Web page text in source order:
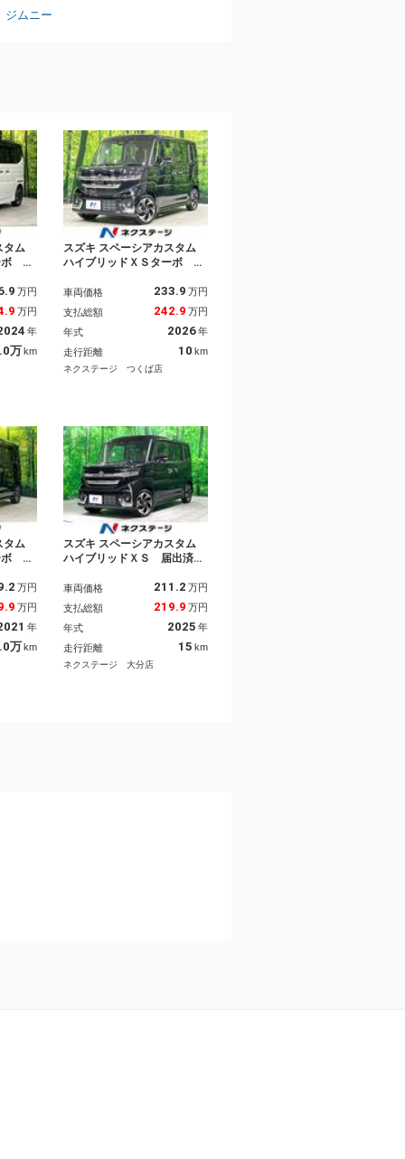
ジムニー
タム
ボ ４
ドア
ー 衝
ーズ
シー
ラレ
ＬＥ
万円
万円
年
万km
スズキ スペーシアカスタム
ハイブリッドＸＳターボ 純
セーフティサポート アダプ
ティブクルーズ 両側電動ド
ア 禁煙車 ＬＥＤヘッド＆
フォグ ＨＵＤ 前席シート
ヒーター ステアリングヒー
ター 純正１５インチＡＷ
車両価格 233.9 万円
支払総額 242.9 万円
年式 2026年
走行距離 10 km
ネクステージ つくば店
タム
ボ 両
ラ レ
ｅｔ
レ
マー
オー
コン
万円
万円
年
万km
スズキ スペーシアカスタム
ハイブリッドＸＳ 届出済未
両側電動スライド 衝突軽減
装置 アダプティブクルー
ズ スマートキー ステアリ
ングヒーター シートヒータ
ー ＬＥＤヘッド／フォグ
ヘッドアップディスプレイ
車両価格 211.2 万円
支払総額 219.9 万円
年式 2025 年
走行距離 15 km
ネクステージ 大分店